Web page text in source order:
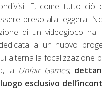
E, come tutto
preso alla leggera.
di un videogioco
a un nuovo
alterna la focalizzazione
la Unfair Games,
esclusivo